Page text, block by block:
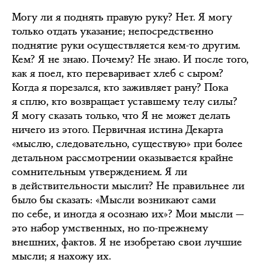
Могу ли я поднять правую руку? Нет. Я могу
только отдать указание; непосредственно
поднятие руки осуществляется кем-то другим.
Кем? Я не знаю. Почему? Не знаю. И после того,
как я поел, кто переваривает хлеб с сыром?
Когда я порезался, кто заживляет рану? Пока
я сплю, кто возвращает уставшему телу силы?
Я могу сказать только, что Я не может делать
ничего из этого. Первичная истина Декарта
«мыслю, следовательно, существую» при более
детальном рассмотрении оказывается крайне
сомнительным утверждением. Я ли
в действительности мыслит? Не правильнее ли
было бы сказать: «Мысли возникают сами
по себе, и иногда я осознаю их»? Мои мысли —
это набор умственных, но по-прежнему
внешних, фактов. Я не изобретаю свои лучшие
мысли; я нахожу их.